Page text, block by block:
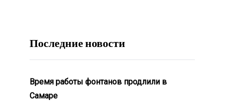
Последние новости
Время работы фонтанов продлили в
Самаре